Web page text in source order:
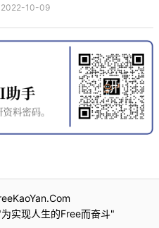
2022-10-09
为实现人生的Free而奋斗"